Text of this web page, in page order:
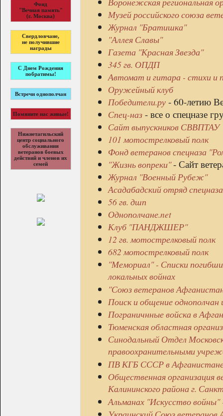
Фонд
"Вечная память"
(г. Москва)
Свердловчане,
не получившие
награды
С Днем Рождения
побратимы!
Встречи однополчан
Помяните нас живые!
Нижнетагильский
центр социального
обслуживания
ветеранов боевых
действий и членов их
семей
Музей российского союза
Журнал "Братишка"
"Аллея Славы"
Газета "Красная Звезда"
345 гв. ОПДП
Автомат и гитара - стихи и
Оружейный клуб
Победители.ру - 60-летию
Спец-наз - все о спецназе
Сайт выпускников СВВПТАУ
101 мотострелковый полк
Фонд ветеранов спецназа
"Жизнь вопреки"- Сайт
Журнал "Военный Рубеж"
Асадабадский отряд спецназа
56 гв. дшп
Однополчане.net
Клуб "ПАНДЖШЕР"
12 гв. мотострелковый полк
682 мотострелковый полк
"Мемориал" - Списки
локальных войнах
"Союз ветеранов
Поиск и общение однополчан
Пограничнные войска в
Тюменская областная
Синодальный Отдел
правоохранительными
ПВ КГБ СССР в
Общественная организация
Калининского района г.
Альманах "Искусство войны"